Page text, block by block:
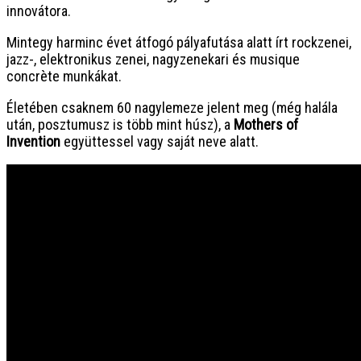
innovátora.
Mintegy harminc évet átfogó pályafutása alatt írt rockzenei,
jazz-, elektronikus zenei, nagyzenekari és musique
concrète munkákat.
Életében csaknem 60 nagylemeze jelent meg (még halála
után, posztumusz is több mint húsz), a Mothers of
Invention együttessel vagy saját neve alatt.